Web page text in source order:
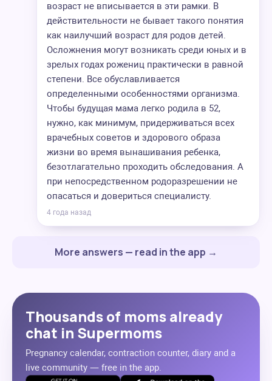
возраст не вписывается в эти рамки. В
действительности не бывает такого понятия
как наилучший возраст для родов детей.
Осложнения могут возникать среди юных и в
зрелых годах рожениц практически в равной
степени. Все обуславливается
определенными особенностями организма.
Чтобы будущая мама легко родила в 52,
нужно, как минимум, придерживаться всех
врачебных советов и здорового образа
жизни во время вынашивания ребенка,
безотлагательно проходить обследования. А
при непосредственном родоразрешении не
опасаться и довериться специалисту.
4 года назад
More answers — read in the app →
Thousands of moms already
chat in Supermoms
Pregnancy calendar, contraction counter, diary and a
live community — free in the app.